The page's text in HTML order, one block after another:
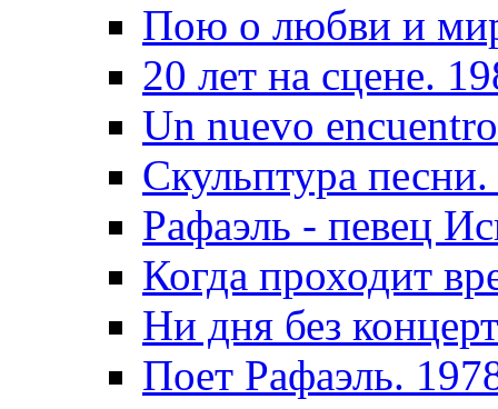
Пою о любви и
20 лет на сцене.
Un nuevo
Скульптура
Рафаэль - певец
Когда проходит
Ни дня без
Поет Рафаэль.